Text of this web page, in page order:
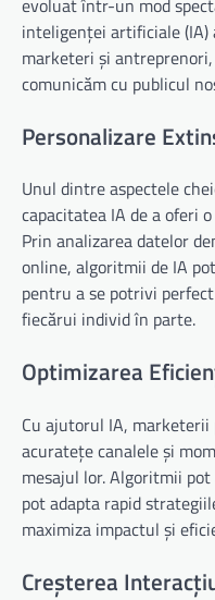
inteligenței artificiale
marketeri și
comunicăm cu publicul
Personalizare
Unul dintre aspectele
capacitatea IA de a oferi
Prin analizarea datelor
online, algoritmii de IA
pentru a se potrivi
fiecărui individ în parte.
Optimizarea
Cu ajutorul IA,
acuratețe canalele și
mesajul lor. Algoritmii
pot adapta rapid
maximiza impactul și
Creșterea